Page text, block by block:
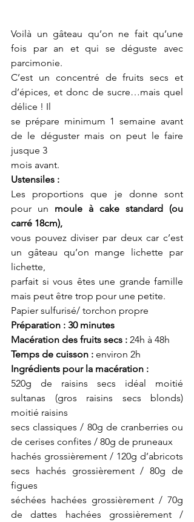
Voilà un gâteau qu’on ne fait qu’une
fois par an et qui se déguste avec
parcimonie.
C’est un concentré de fruits secs et
d’épices, et donc de sucre…mais quel
délice ! Il
se prépare minimum 1 semaine avant
de le déguster mais on peut le faire
jusque 3
mois avant.
Ustensiles :
Les proportions que je donne sont
pour un moule à cake standard (ou
carré 18cm),
vous pouvez diviser par deux car c’est
un gâteau qu’on mange lichette par
lichette,
parfait si vous êtes une grande famille
mais peut être trop pour une petite.
Papier sulfurisé/ torchon propre
Préparation : 30 minutes
Macération des fruits secs : 24h à 48h
Temps de cuisson : environ 2h
Ingrédients pour la macération :
520g de raisins secs idéal moitié
sultanas (gros raisins secs blonds)
moitié raisins
secs classiques / 80g de cranberries ou
de cerises confites / 80g de pruneaux
hachés grossièrement / 120g d’abricots
secs hachés grossièrement / 80g de
figues
séchées hachées grossièrement / 70g
de dattes hachées grossièrement /